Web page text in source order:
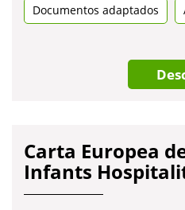
Documentos adaptados
Carta Europea
Infants